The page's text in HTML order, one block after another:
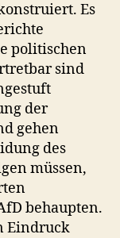
Es
politischen
sind
der
gehen
des
müssen,
behaupten.
Eindruck